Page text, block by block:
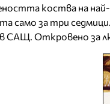
коства на най-
само за три
в САЩ. Откровено